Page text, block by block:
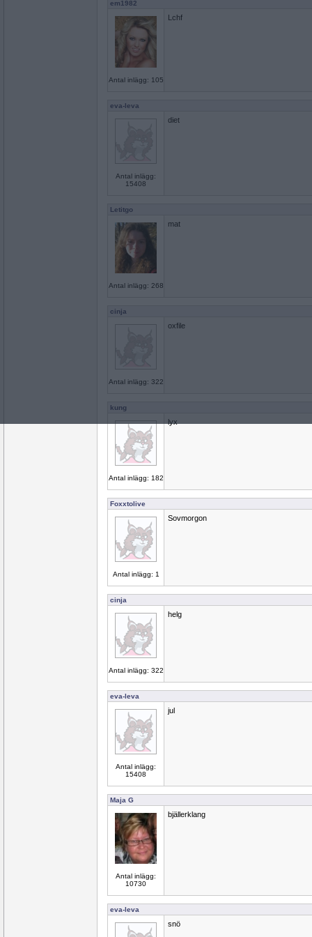
em1982
Antal inlägg: 105
Lchf
eva-leva
Antal inlägg:
15408
diet
Letitgo
Antal inlägg: 268
mat
cinja
Antal inlägg: 322
oxfile
kung
Antal inlägg: 182
lyx
Foxxtolive
Antal inlägg: 1
Sovmorgon
cinja
Antal inlägg: 322
helg
eva-leva
Antal inlägg:
15408
jul
Maja G
Antal inlägg:
10730
bjällerklang
eva-leva
snö